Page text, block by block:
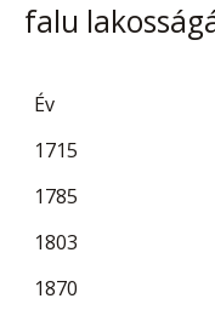
falu
Év
1715
1785
1803
1870